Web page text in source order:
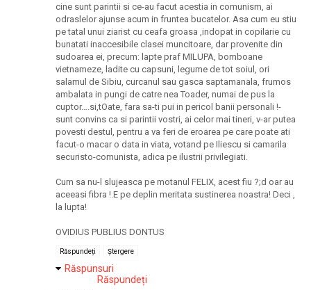
cine sunt parintii si ce-au facut acestia in comunism, ai
odraslelor ajunse acum in fruntea bucatelor. Asa cum eu stiu
pe tatal unui ziarist cu ceafa groasa ,indopat in copilarie cu
bunatati inaccesibile clasei muncitoare, dar provenite din
sudoarea ei, precum: lapte praf MILUPA, bomboane
vietnameze, ladite cu capsuni, legume de tot soiul, ori
salamul de Sibiu, curcanul sau gasca saptamanala, frumos
ambalata in pungi de catre nea Toader, numai de pus la
cuptor….si,tOate, fara sa-ti pui in pericol banii personali !-
sunt convins ca si parintii vostri, ai celor mai tineri, v-ar putea
povesti destul, pentru a va feri de eroarea pe care poate ati
facut-o macar o data in viata, votand pe Iliescu si camarila
securisto-comunista, adica pe ilustrii privilegiati.
Cum sa nu-l slujeasca pe motanul FELIX, acest fiu ?;d oar au
aceeasi fibra !.E pe deplin meritata sustinerea noastra! Deci ,
la lupta!
OVIDIUS PUBLIUS DONTUS
Răspundeți Ștergere
Răspunsuri
Răspundeți